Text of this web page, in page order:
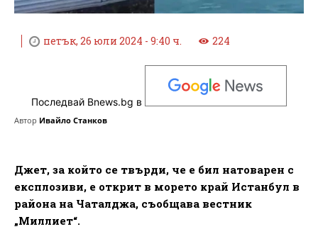
петък, 26 юли 2024 - 9:40 ч. 224
Последвай Bnews.bg в
Автор Ивайло Станков
Джет, за който се твърди, че е бил натоварен с
експлозиви, е открит в морето край Истанбул в
района на Чаталджа, съобщава вестник
„Миллиет“.